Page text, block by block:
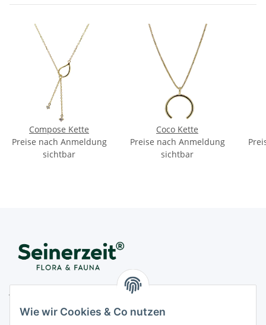
Compose Kette
Preise nach Anmeldung
sichtbar
Coco Kette
Preise nach Anmeldung
sichtbar
D - 10711 Berlin
Wie wir Cookies & Co nutzen